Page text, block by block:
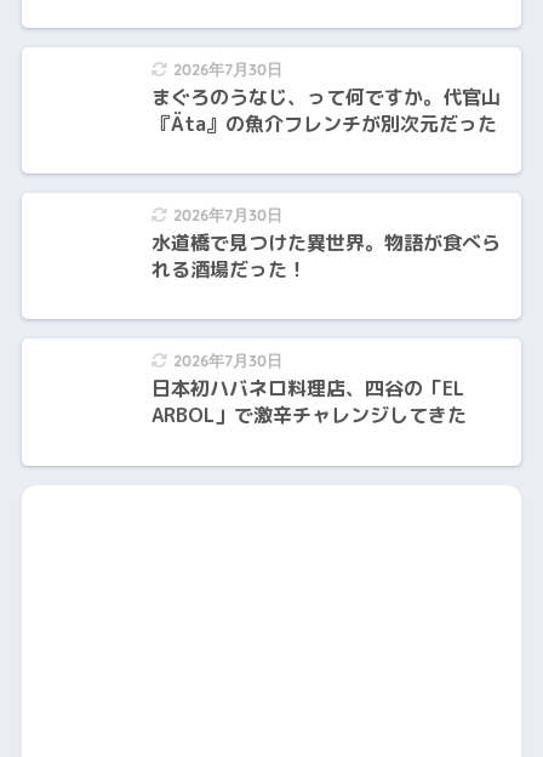
2026年7月30日
まぐろのうなじ、って何ですか。代官山
『Äta』の魚介フレンチが別次元だった
2026年7月30日
水道橋で見つけた異世界。物語が食べら
れる酒場だった！
2026年7月30日
日本初ハバネロ料理店、四谷の「EL
ARBOL」で激辛チャレンジしてきた